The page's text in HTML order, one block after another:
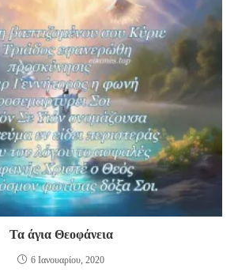
Τα άγια Θεοφάνεια
6 Ιανουαρίου, 2020